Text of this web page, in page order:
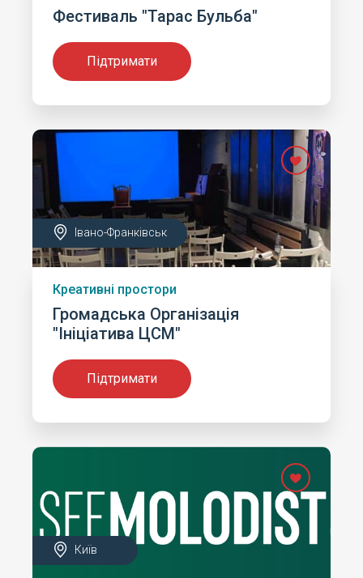
Фестиваль "Тарас Бульба"
Підтримати
Івано-Франківськ
Креативні простори
Громадська Організація
"Ініціатива ЦСМ"
Підтримати
Київ